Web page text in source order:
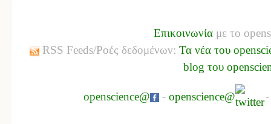
Επικοινωνία με το
RSS Feeds/Ροές δεδομένων: Τα νέα του
blog του
openscience@ - openscience@